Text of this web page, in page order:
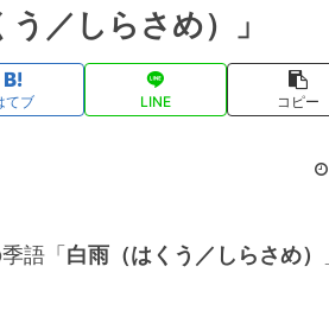
／しらさめ）」
てブ LINE コピー
語「 白雨（はくう／しらさめ）